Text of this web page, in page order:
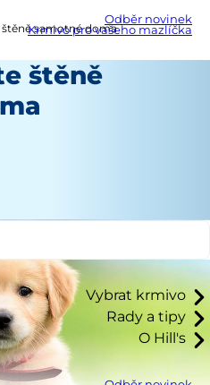
Odběr novinek
Krmivo pro vašeho mazlíčka
Vybrat krmivo
Rady a tipy
O Hill's
samotné doma
štěně